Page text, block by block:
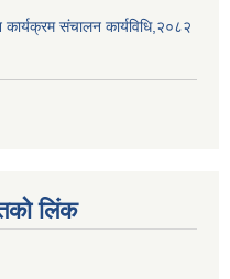
संचालन कार्यविधि,२०८२
लिंक